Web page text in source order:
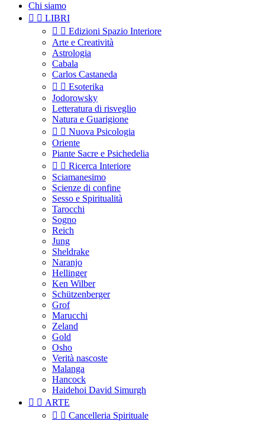
Chi siamo
  LIBRI
  Edizioni Spazio Interiore
Arte e Creatività
Astrologia
Cabala
Carlos Castaneda
  Esoterika
Jodorowsky
Letteratura di risveglio
Natura e Guarigione
  Nuova Psicologia
Oriente
Piante Sacre e Psichedelia
  Ricerca Interiore
Sciamanesimo
Scienze di confine
Sesso e Spiritualità
Tarocchi
Sogno
Reich
Jung
Sheldrake
Naranjo
Hellinger
Ken Wilber
Schützenberger
Grof
Marucchi
Zeland
Gold
Osho
Verità nascoste
Malanga
Hancock
Haidehoi David Simurgh
  ARTE
  Cancelleria Spirituale